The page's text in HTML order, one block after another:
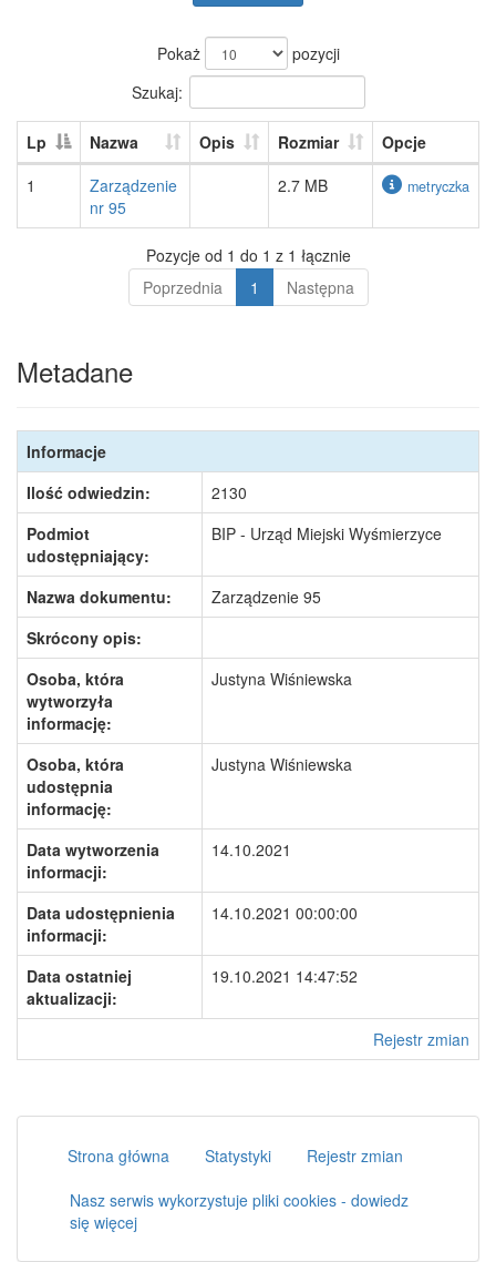
Pokaż
pozycji
Szukaj:
Lp Nazwa Opis Rozmiar
Opcje
1
Zarządzenie
nr 95
2.7 MB metryczka
Pozycje od 1 do 1 z 1 łącznie
Poprzednia
1 Następna
Metadane
Informacje
Ilość odwiedzin:
2130
Podmiot
udostępniający:
BIP - Urząd Miejski Wyśmierzyce
Nazwa dokumentu:
Zarządzenie 95
Skrócony opis:
Osoba, która
wytworzyła
informację:
Justyna Wiśniewska
Osoba, która
udostępnia
informację:
Justyna Wiśniewska
Data wytworzenia
informacji:
14.10.2021
Data udostępnienia
informacji:
14.10.2021 00:00:00
Data ostatniej
aktualizacji:
19.10.2021 14:47:52
Rejestr zmian
Strona główna Statystyki
Rejestr zmian
Nasz serwis wykorzystuje pliki cookies - dowiedz
się więcej